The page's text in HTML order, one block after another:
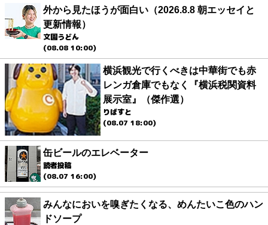
外から見たほうが面白い（2026.8.8 朝エッセイと
更新情報）
文園うどん
(08.08 10:00)
横浜観光で行くべきは中華街でも赤
レンガ倉庫でもなく『横浜税関資料
展示室』（傑作選）
りばすと
(08.07 18:00)
缶ビールのエレベーター
読者投稿
(08.07 16:00)
みんなにおいを嗅ぎたくなる、めんたいこ色のハン
ドソープ